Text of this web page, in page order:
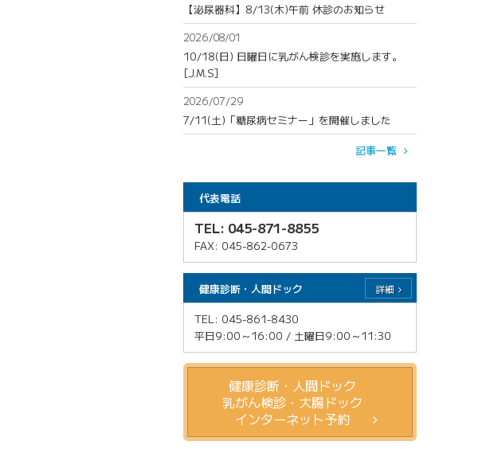
【泌尿器科】8/13(木)午前 休診のお知らせ
2026/08/01
10/18(日) 日曜日に乳がん検診を実施します。
[J.M.S]
2026/07/29
7/11(土)「糖尿病セミナー」を開催しました
記事一覧
代表電話
TEL: 045-871-8855
FAX: 045-862-0673
健康診断・人間ドック
TEL: 045-861-8430
平日9:00～16:00 / 土曜日9:00～11:30
詳細
健康診断・人間ドック
乳がん検診・大腸ドック
インターネット予約